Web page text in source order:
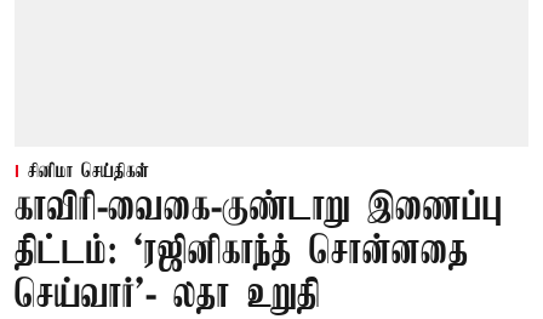
சினிமா செய்திகள்
காவிரி-வைகை-குண்டாறு இணைப்பு
திட்டம்: ‘ரஜினிகாந்த் சொன்னதை
செய்வார்’- லதா உறுதி